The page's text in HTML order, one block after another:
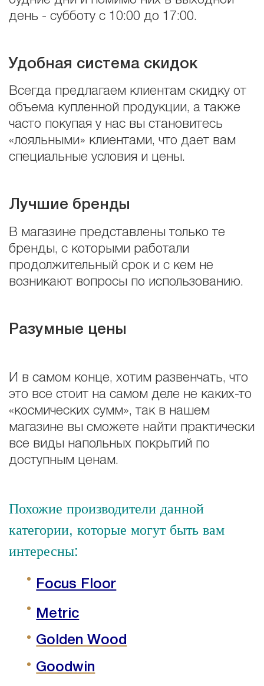
день - субботу с 10:00 до 17:00.
Удобная система скидок
Всегда предлагаем клиентам скидку от
объема купленной продукции, а также
часто покупая у нас вы становитесь
«лояльными» клиентами, что дает вам
специальные условия и цены.
Лучшие бренды
В магазине представлены только те
бренды, с которыми работали
продолжительный срок и с кем не
возникают вопросы по использованию.
Разумные цены
И в самом конце, хотим развенчать, что
это все стоит на самом деле не каких-то
«космических сумм», так в нашем
магазине вы сможете найти практически
все виды напольных покрытий по
доступным ценам.
Похожие производители данной
категории, которые могут быть вам
интересны:
Focus Floor
Metric
Golden Wood
Goodwin